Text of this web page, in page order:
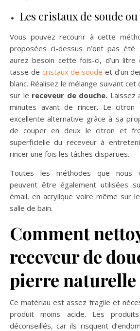
Les cristaux de soude
Vous pouvez recourir à cette
proposées ci-dessus n’ont pas été
aurez besoin cette fois-ci, d’un litre
tasse de cristaux de soude et d’un
blanc. Réalisez le mélange suivant
sur le receveur de douche. Laissez
minutes avant de rincer. Le citron
excellente alternative grâce à sa
de couper en deux le citron et
superficielle du receveur à
rincer une fois les tâches disparues.
Toutes les méthodes que nous
peuvent être également utilisées
émail, en acrylique voire même sur
salle de bain.
Comment
receveur de
pierre naturelle
Ce matériau est assez fragile et
produit moins acide. Les
déconseillés, car ils risquent